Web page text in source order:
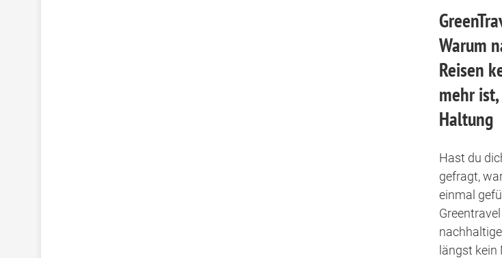
Warum
Reisen
mehr
Haltung
Hast du
gefragt,
einmal
längst